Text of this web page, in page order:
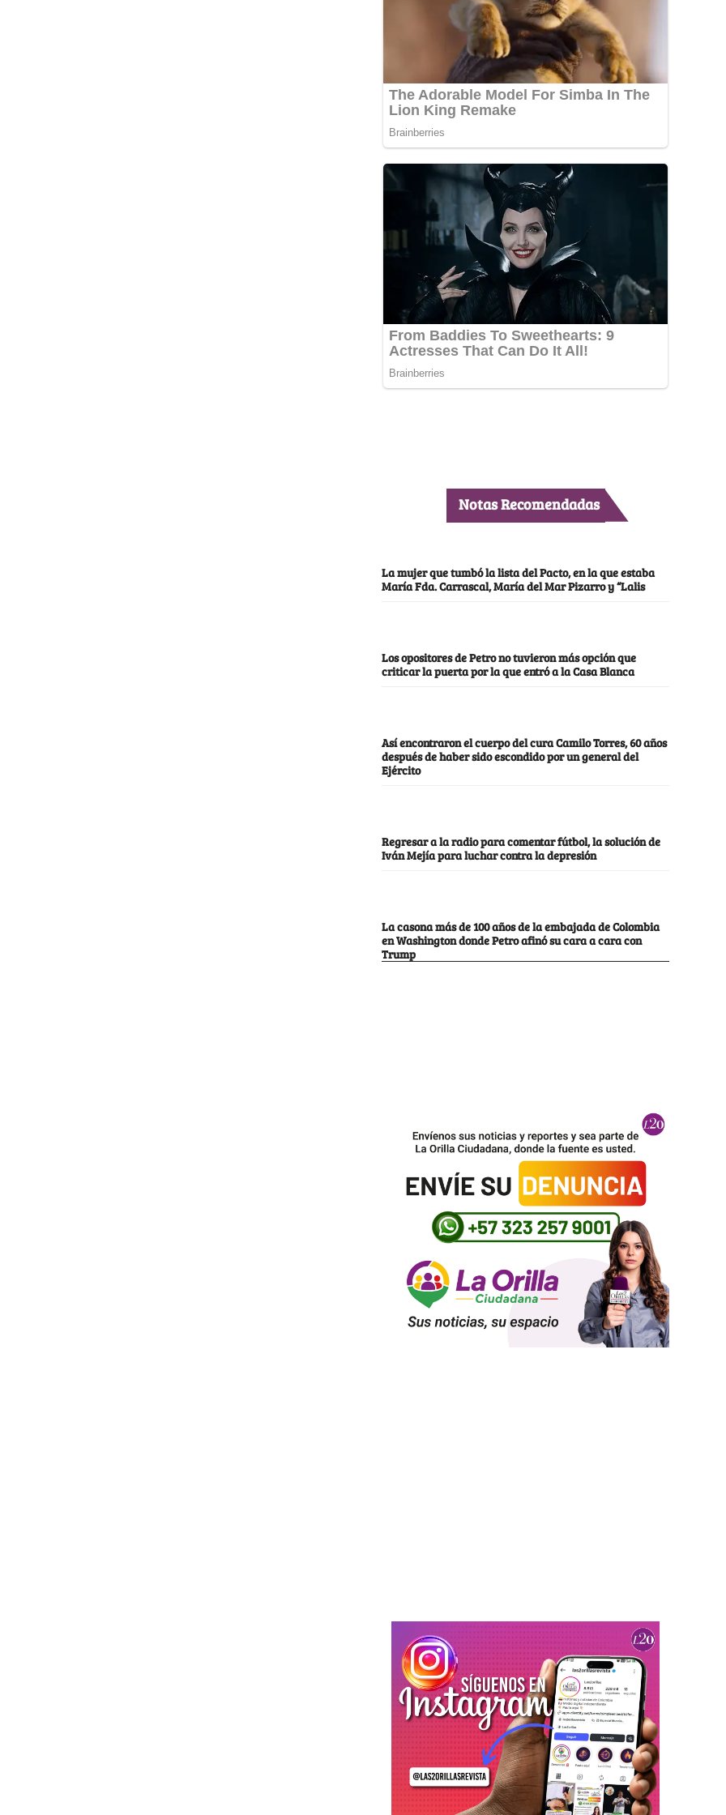
Notas Recomendadas
La mujer que tumbó la lista del Pacto, en la que estaba
María Fda. Carrascal, María del Mar Pizarro y “Lalis
Los opositores de Petro no tuvieron más opción que
criticar la puerta por la que entró a la Casa Blanca
Así encontraron el cuerpo del cura Camilo Torres, 60 años
después de haber sido escondido por un general del
Ejército
Regresar a la radio para comentar fútbol, la solución de
Iván Mejía para luchar contra la depresión
La casona más de 100 años de la embajada de Colombia
en Washington donde Petro afinó su cara a cara con
Trump